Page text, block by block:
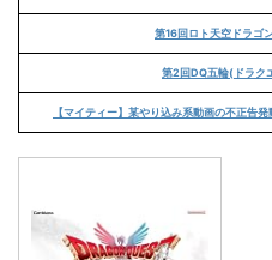
第16回ロト天空ドラゴ
第2回DQ五輪(ドラク
【マイティー】某やり込み系動画の不正告